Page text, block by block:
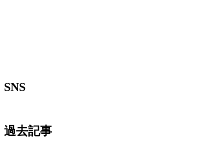
SNS
過去記事